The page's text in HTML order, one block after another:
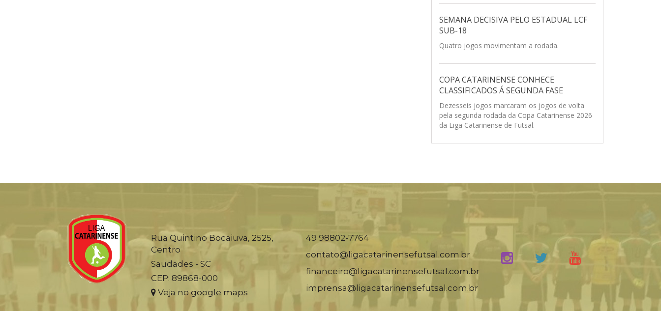
SEMANA DECISIVA PELO ESTADUAL LCF
SUB-18
Quatro jogos movimentam a rodada.
COPA CATARINENSE CONHECE
CLASSIFICADOS Á SEGUNDA FASE
Dezesseis jogos marcaram os jogos de volta
pela segunda rodada da Copa Catarinense 2026
da Liga Catarinense de Futsal.
Rua Quintino Bocaiuva, 2525,
Centro
Saudades - SC
CEP: 89868-000
Veja no google maps
49 98802-7764
contato@ligacatarinensefutsal.com.br
financeiro@ligacatarinensefutsal.com.br
imprensa@ligacatarinensefutsal.com.br